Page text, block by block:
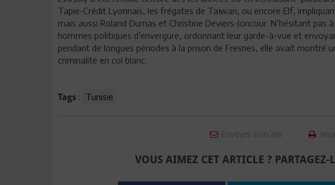
Tapie-Crédit Lyonnais, les frégates de Taïwan, ou encore Elf,
mais aussi Roland Dumas et Christine Deviers-Joncour. N’hésitant pas
hommes politiques d’envergure, ordonnant leur garde-à-vue et
pendant de longues périodes à la prison de Fresnes, elle avait montré
criminalité en col blanc.
Tags : Tunisie
Envoyer à un ami
VOUS AIMEZ CET ARTICLE ? PARTAGEZ-